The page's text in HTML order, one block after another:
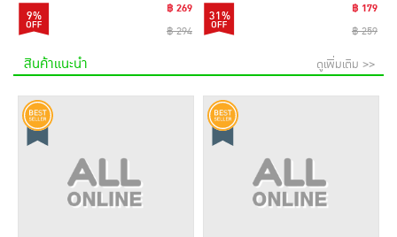
9%
฿ 269
฿ 294
31%
฿ 179
฿ 259
สินค้าแนะนำ ดูเพิ่มเติม >>